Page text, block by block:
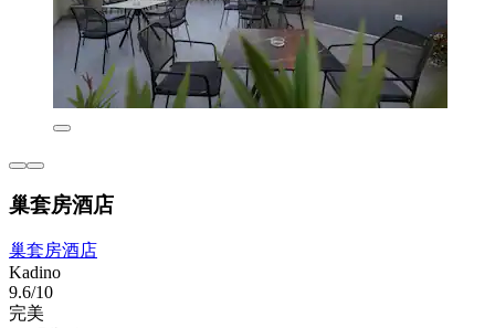
巢套房酒店
巢套房酒店
Kadino
9.6/10
完美